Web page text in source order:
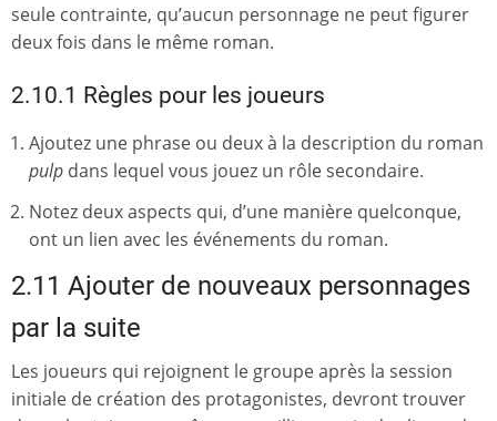
seule contrainte, qu’aucun personnage ne peut figurer
deux fois dans le même roman.
2.10.1 Règles pour les joueurs
Ajoutez une phrase ou deux à la description du roman
pulp dans lequel vous jouez un rôle secondaire.
Notez deux aspects qui, d’une manière quelconque,
ont un lien avec les événements du roman.
2.11 Ajouter de nouveaux personnages
par la suite
Les joueurs qui rejoignent le groupe après la session
initiale de création des protagonistes, devront trouver